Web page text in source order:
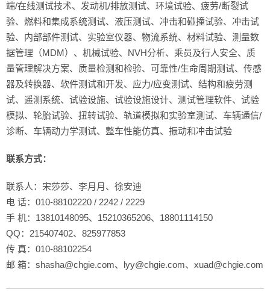
端/在线测试技术、发动机/排放测试、环境试验、疲劳/断裂试
验、燃料和集成系统测试、液压测试、冲击和碰撞试验、冲击试
验、内部部件测试、实验室仪器、物流系统、材料试验、测量数
据管理（MDM）、机械试验、NVH分析、乘员及行人安全、质
量管理解决方案、质量检测和检验、可靠性/生命周期测试、传感
器及转换器、软件测试和开发、应力/应变测试、结构和疲劳测
试、遥测系统、试验设施、试验设施设计、测试管理软件、试验
模拟、轮胎试验、扭转试验、轨道模拟和实验室测试、车辆通信/
诊断、车辆动力学测试、整车性能仿真、振动和冲击试验
联系方式：
联系人：宋莎莎、李月月、徐安迪
电 话：010-88102220 / 2242 / 2229
手 机：13810148095、15210365206、18801114150
QQ：215407402、825977853
传 真：010-88102254
邮 箱：shasha@chgie.com、lyy@chgie.com、xuad@chgie.com